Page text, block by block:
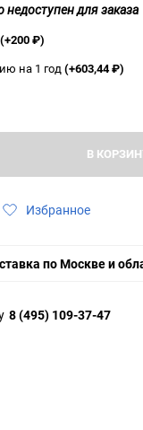
для заказа
(+200₽)
на 1 год(+603,44₽)
В
Избранное
по Москве и
8 (495) 109-37-47